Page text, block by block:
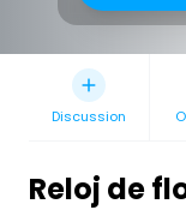
Discussion
Reloj de